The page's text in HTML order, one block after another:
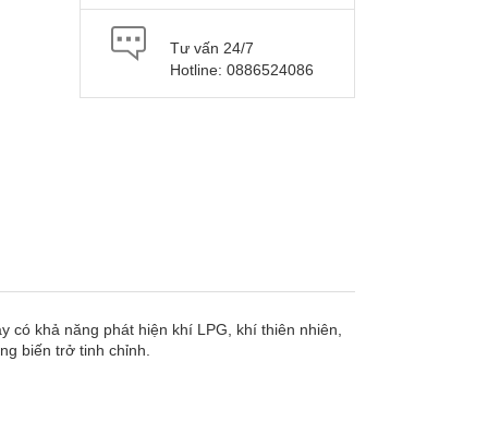
Tư vấn 24/7
Hotline: 0886524086
khả năng phát hiện khí LPG, khí thiên nhiên,
biến trở tinh chỉnh.